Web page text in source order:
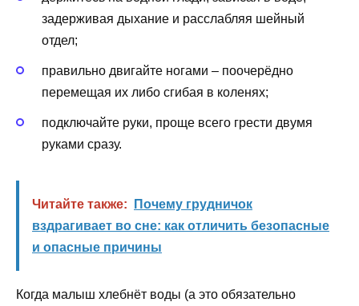
задерживая дыхание и расслабляя шейный
отдел;
правильно двигайте ногами – поочерёдно
перемещая их либо сгибая в коленях;
подключайте руки, проще всего грести двумя
руками сразу.
Читайте также:
Почему грудничок
вздрагивает во сне: как отличить безопасные
и опасные причины
Когда малыш хлебнёт воды (а это обязательно